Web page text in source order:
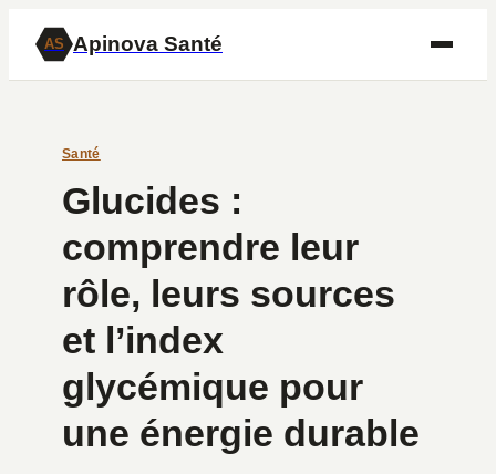
AS Apinova Santé
Santé
Glucides :
comprendre leur
rôle, leurs sources
et l’index
glycémique pour
une énergie durable